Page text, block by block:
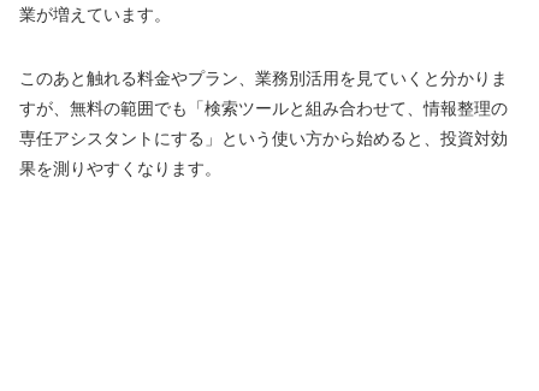
業が増えています。
このあと触れる料金やプラン、業務別活用を見ていくと分かりま
すが、無料の範囲でも「検索ツールと組み合わせて、情報整理の
専任アシスタントにする」という使い方から始めると、投資対効
果を測りやすくなります。